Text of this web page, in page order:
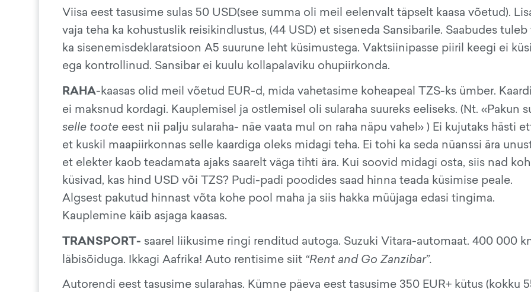
Viisa eest tasusime sulas 50 USD(see summa oli meil eelenvalt täpselt kaasa võetud).
vaja teha ka kohustuslik reisikindlustus, (44 USD) et siseneda Sansibarile. Saabudes tuleb
ka sisenemisdeklaratsioon A5 suurune leht küsimustega. Vaktsiinipasse piiril keegi ei
ega kontrollinud. Sansibar ei kuulu kollapalaviku ohupiirkonda.
RAHA-kaasas olid meil võetud EUR-d, mida vahetasime koheapeal TZS-ks ümber.
ei maksnud kordagi. Kauplemisel ja ostlemisel oli sularaha suureks eeliseks. (Nt. «Pakun
selle toote eest nii palju sularaha- näe vaata mul on raha näpu vahel» ) Ei kujutaks hästi
et kuskil maapiirkonnas selle kaardiga oleks midagi teha. Ei tohi ka seda nüanssi ära
et elekter kaob teadamata ajaks saarelt väga tihti ära. Kui soovid midagi osta, siis nad
küsivad, kas hind USD või TZS? Pudi-padi poodides saad hinna teada küsimise peale.
Algsest pakutud hinnast võta kohe pool maha ja siis hakka müüjaga edasi tingima.
Kauplemine käib asjaga kaasas.
TRANSPORT- saarel liikusime ringi renditud autoga. Suzuki Vitara-automaat. 400 000
läbisõiduga. Ikkagi Aafrika! Auto rentisime siit “Rent and Go Zanzibar”.
Autorendi eest tasusime sularahas. Kümne päeva eest tasusime 350 EUR+ kütus (kokku